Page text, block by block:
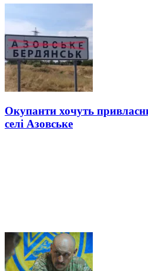
Окупанти хочуть
селі Азовське